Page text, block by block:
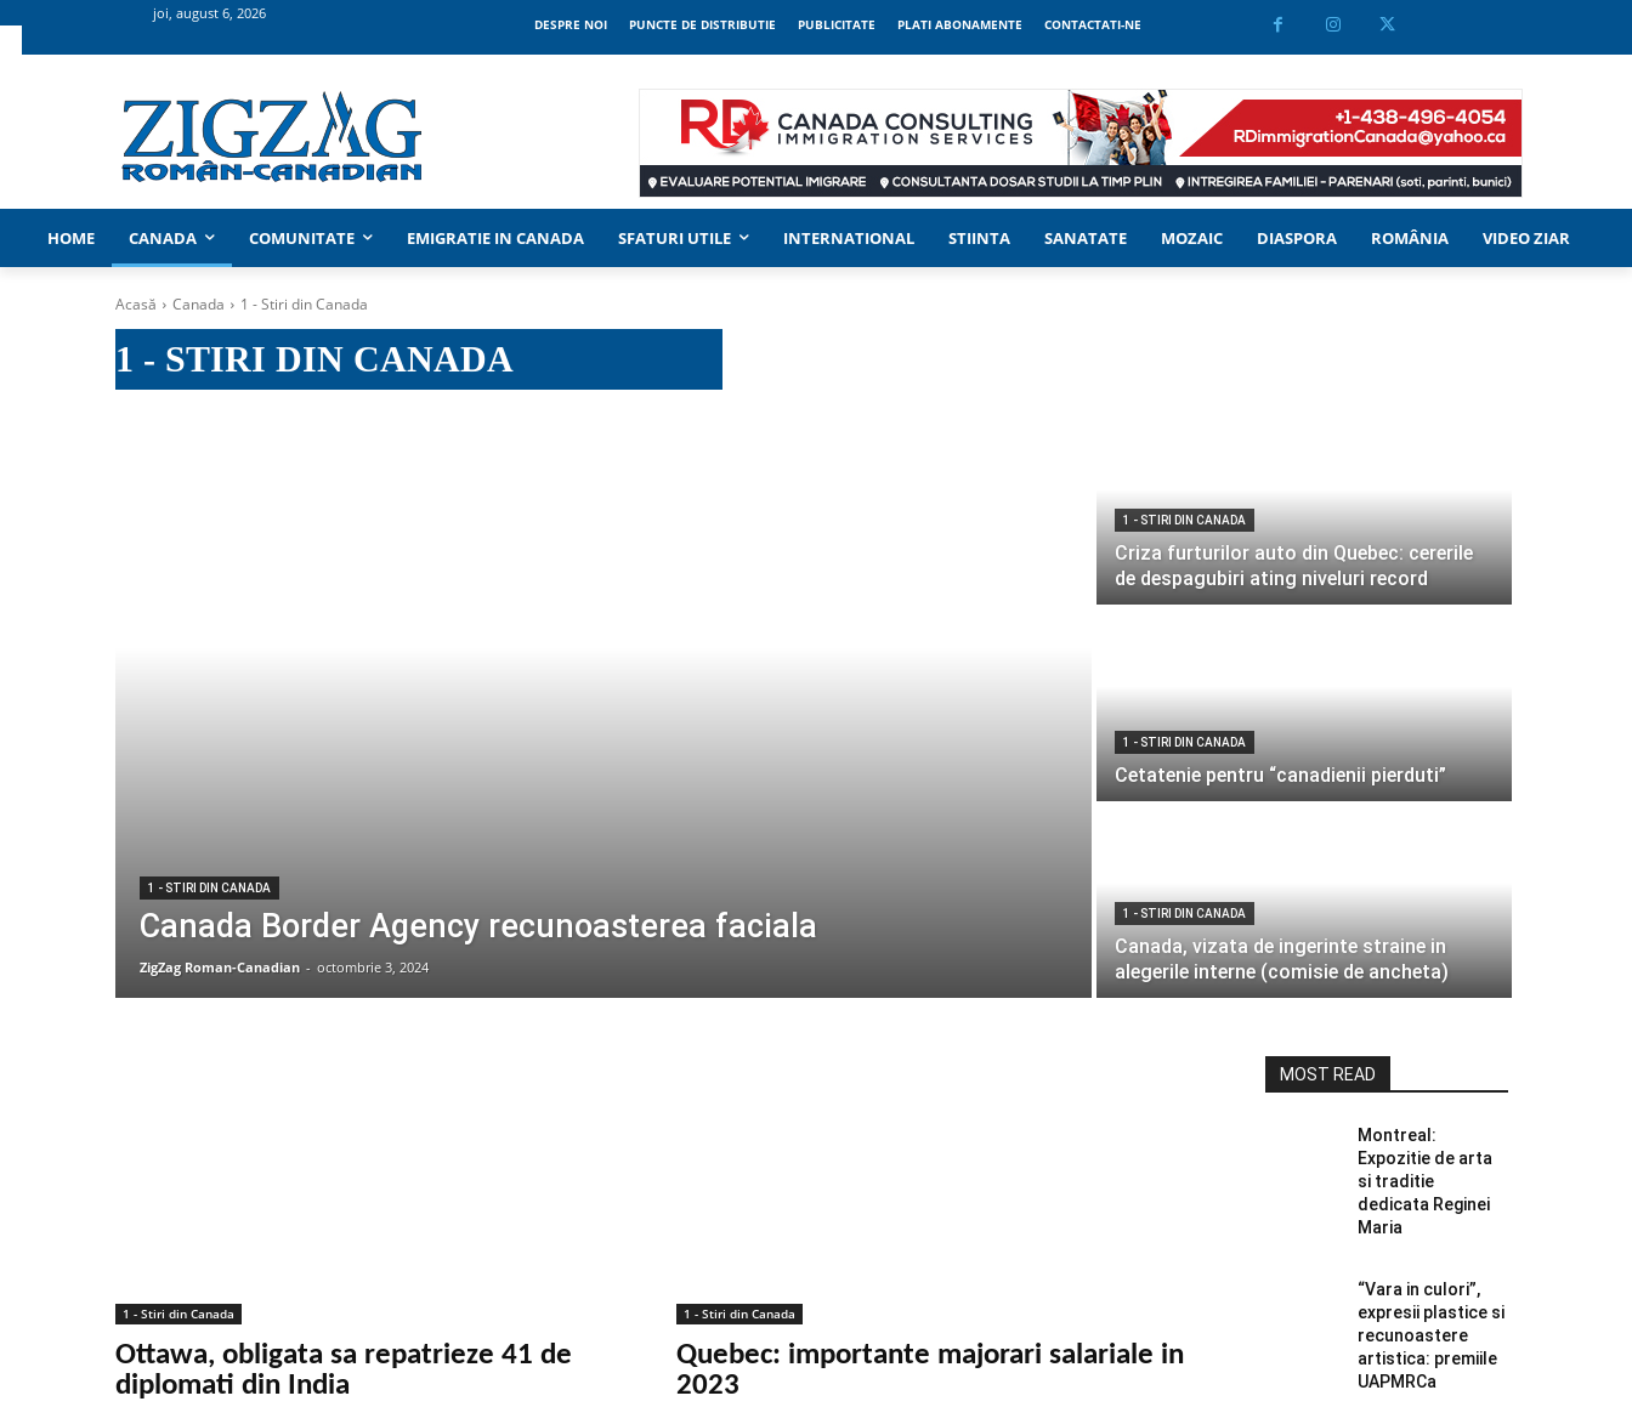
joi, august 6, 2026
DESPRE NOI PUNCTE DE DISTRIBUTIE PUBLICITATE PLATI ABONAMENTE CONTACTATI-NE
HOME CANADA COMUNITATE EMIGRATIE IN CANADA SFATURI UTILE INTERNATIONAL STIINTA SANATATE MOZAIC DIASPORA ROMÂNIA VIDEO ZIAR
Acasă Canada 1 - Stiri din Canada
1 - STIRI DIN CANADA
1 - STIRI DIN CANADA
Canada Border Agency recunoasterea faciala
ZigZag Roman-Canadian - octombrie 3, 2024
1 - STIRI DIN CANADA
Criza furturilor auto din Quebec: cererile
de despagubiri ating niveluri record
1 - STIRI DIN CANADA
Cetatenie pentru “canadienii pierduti”
1 - STIRI DIN CANADA
Canada, vizata de ingerinte straine in
alegerile interne (comisie de ancheta)
1 - Stiri din Canada
Ottawa, obligata sa repatrieze 41 de
diplomati din India
1 - Stiri din Canada
Quebec: importante majorari salariale in
2023
MOST READ
Montreal:
Expozitie de arta
si traditie
dedicata Reginei
Maria
“Vara in culori”,
expresii plastice si
recunoastere
artistica: premiile
UAPMRCa